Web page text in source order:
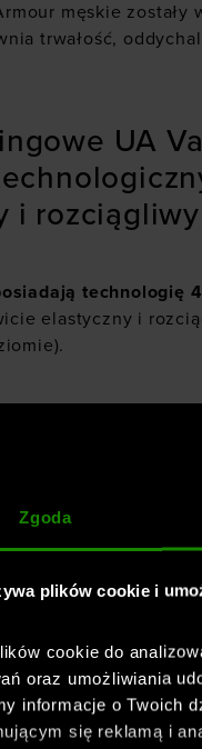
Zgoda
plików cookie i
cookie do
oraz umożliwiania
informacje o Twoich
się reklamą i
męskie zostały
trwałość,
UA
i rozciągliwy
technologię
elastyczny i
męskie -
pas
po bokach
Materiał, z
szybko schnie.
przewiewność
Elastyczny pas